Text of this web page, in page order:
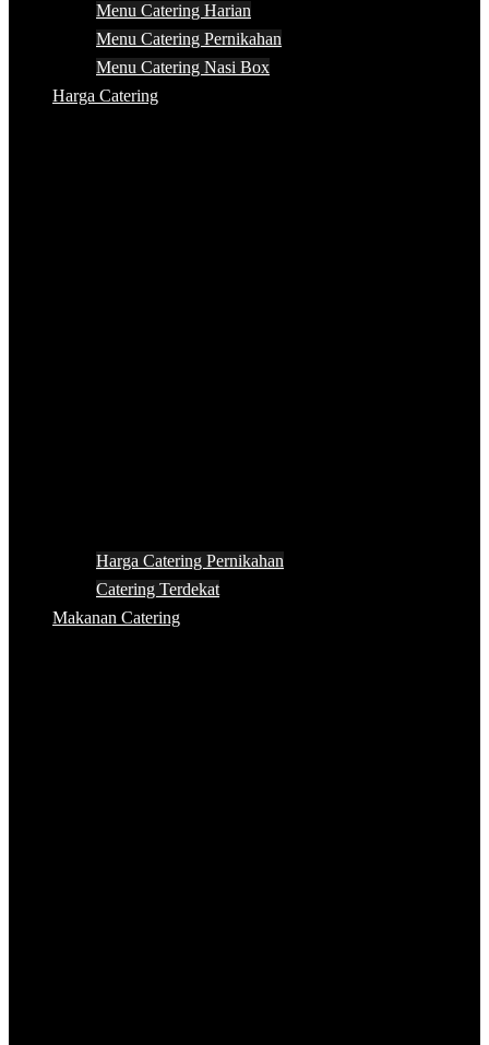
Menu Catering Harian
Menu Catering Pernikahan
Menu Catering Nasi Box
Harga Catering
Harga Catering Pernikahan
Catering Terdekat
Makanan Catering